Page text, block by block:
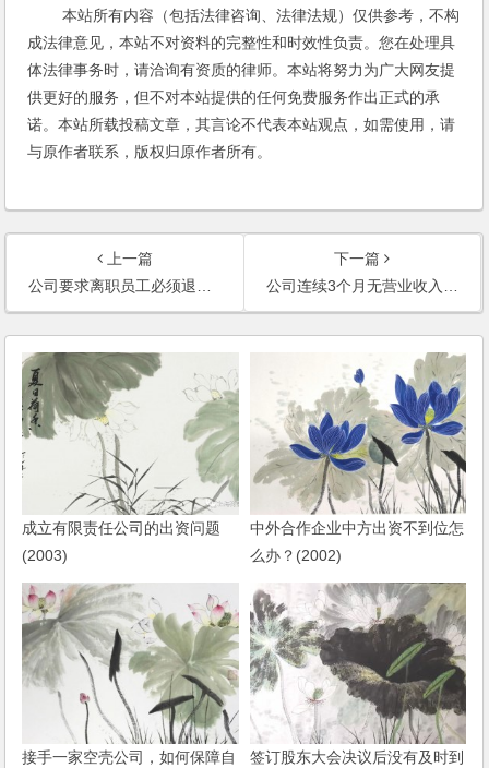
本站所有内容（包括法律咨询、法律法规）仅供参考，不构
成法律意见，本站不对资料的完整性和时效性负责。您在处理具
体法律事务时，请洽询有资质的律师。本站将努力为广大网友提
供更好的服务，但不对本站提供的任何免费服务作出正式的承
诺。本站所载投稿文章，其言论不代表本站观点，如需使用，请
与原作者联系，版权归原作者所有。
上一篇
公司要求离职员工必须退出“内部股份”，是否合理？
下一篇
公司连续3个月无营业收入，也未参加年检，40%股权的股东可以申请公司清算吗？
成立有限责任公司的出资问题
(2003)
中外合作企业中方出资不到位怎
么办？(2002)
接手一家空壳公司，如何保障自
签订股东大会决议后没有及时到